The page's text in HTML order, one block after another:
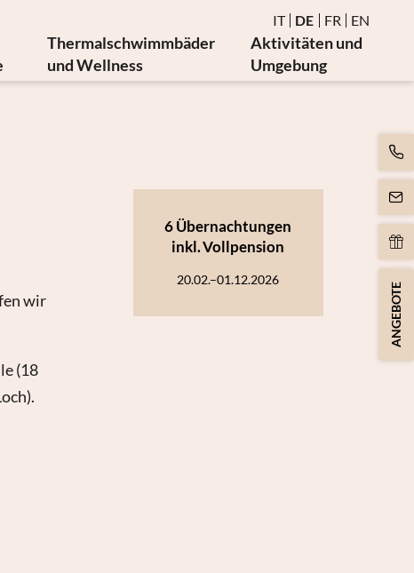
ANGEBOTE
IT DE FR EN
Thermalschwimmbäder
und Wellness
Bewegung
Massagen und Beauty
Aktivitäten und
Umgebung
Kunst und Kultur
wir
(18
6 Übernachtungen
inkl.Vollpension
20.02.–01.12.2026